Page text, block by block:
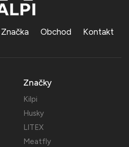
Značka Obchod Kontakt
Značky
Kilpi
Husky
LITEX
Meatfly